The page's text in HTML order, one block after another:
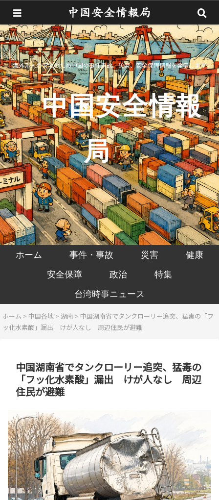
海外邦人の安全のため中国の事件事故、災害、安全保障情報を発信します
中国安全情報
局
ホーム 事件・事故 災害
健康
安全保障
政治
特集
台湾時事ニュース
ホーム > 中国各地 > 湖南 > 中国湖南省でタンクローリー追突、猛毒の「フ
ッ化水素酸」漏出 けが人なし 周辺住民が避難
中国湖南省でタンクローリー追突、猛毒の
「フッ化水素酸」漏出 けが人なし 周辺
住民が避難